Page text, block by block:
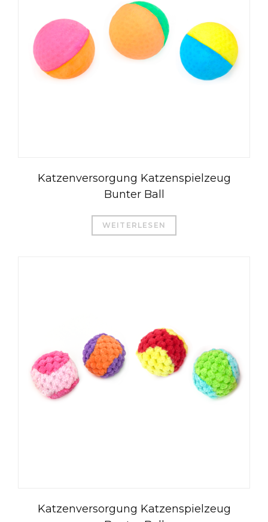
Katzenversorgung Katzenspielzeug
Bunter Ball
WEITERLESEN
Katzenversorgung Katzenspielzeug
العربية